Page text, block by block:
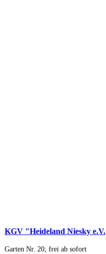
KGV "Heideland Niesky e.V.
Garten Nr. 20, frei ab sofort